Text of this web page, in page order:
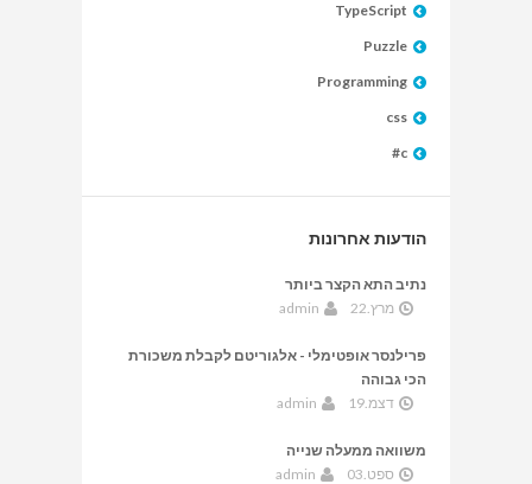
TypeScript
Puzzle
Programming
css
c#
הודעות אחרונות
נתיב התא הקצר ביותר
מרץ.22
admin
פרילנסר אופטימלי - אלגוריטם לקבלת משכורת
הכי גבוהה
דצמ.19
admin
משוואה ממעלה שנייה
ספט.03
admin